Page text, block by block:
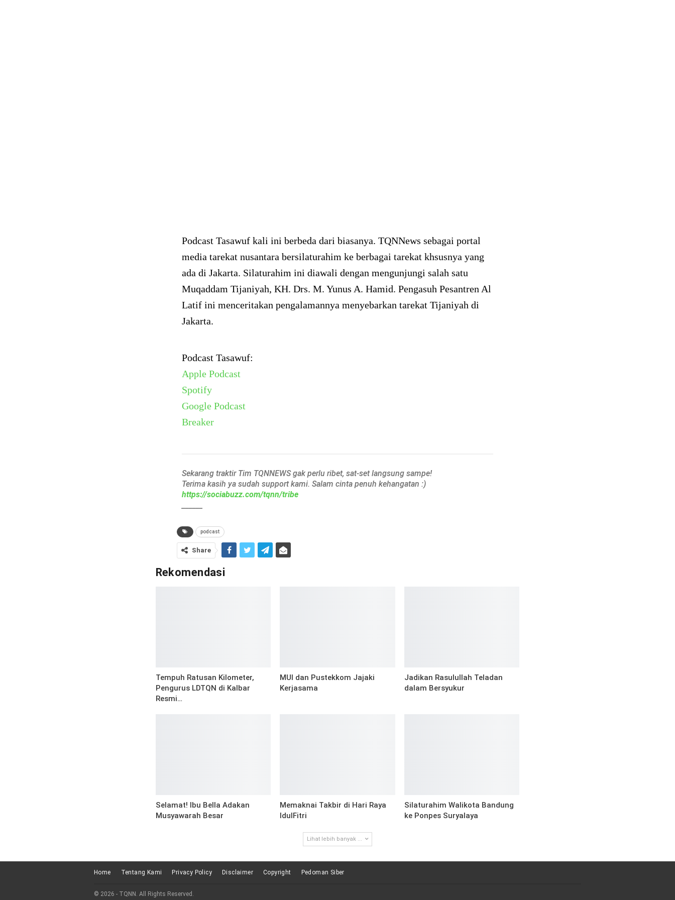
Podcast Tasawuf kali ini berbeda dari biasanya. TQNNews sebagai portal
media tarekat nusantara bersilaturahim ke berbagai tarekat khsusnya yang
ada di Jakarta. Silaturahim ini diawali dengan mengunjungi salah satu
Muqaddam Tijaniyah, KH. Drs. M. Yunus A. Hamid. Pengasuh Pesantren Al
Latif ini menceritakan pengalamannya menyebarkan tarekat Tijaniyah di
Jakarta.
Podcast Tasawuf:
Apple Podcast
Spotify
Google Podcast
Breaker
Sekarang traktir Tim TQNNEWS gak perlu ribet, sat-set langsung sampe!
Terima kasih ya sudah support kami. Salam cinta penuh kehangatan :)
https://sociabuzz.com/tqnn/tribe
podcast
Share
Rekomendasi
Tempuh Ratusan Kilometer,
Pengurus LDTQN di Kalbar
Resmi…
MUI dan Pustekkom Jajaki
Kerjasama
Jadikan Rasulullah Teladan
dalam Bersyukur
Selamat! Ibu Bella Adakan
Musyawarah Besar
Memaknai Takbir di Hari Raya
IdulFitri
Silaturahim Walikota Bandung
ke Ponpes Suryalaya
Lihat lebih banyak ...
Home Tentang Kami Privacy Policy Disclaimer Copyright Pedoman Siber
© 2026 - TQNN. All Rights Reserved.